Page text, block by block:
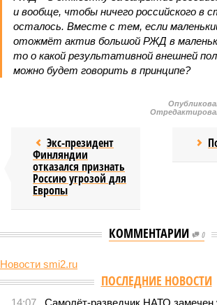
и вообще, чтобы ничего российского в
осталось. Вместе с тем, если
отожмёт актив большой РЖД в
то о какой результативной внешней
можно будет говорить в принципе?
Экс-президент
Финляндии
отказался признать
Россию угрозой для
Европы
КОММЕНТАРИИ 0
Новости smi2.ru
В нескольких станциях от
«Сказочного леса» пайщики ЖК «Станция Л»
компании Capital Group начала реальной достройки